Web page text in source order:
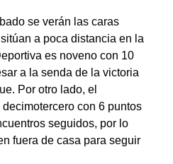
se verán las caras
a poca distancia en la
es noveno con 10
a la senda de la victoria
Por otro lado, el
con 6 puntos
seguidos, por lo
fuera de casa para seguir